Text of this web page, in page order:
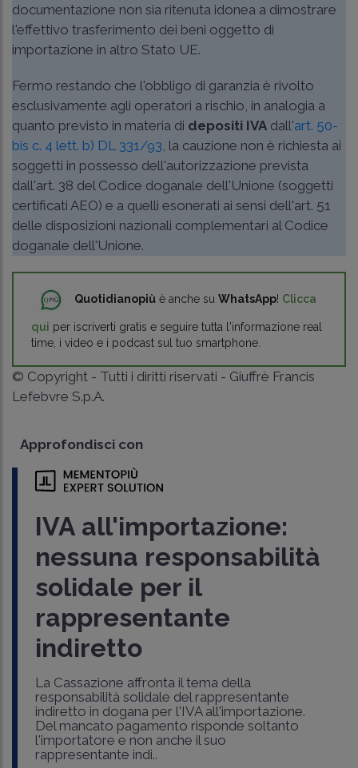
documentazione non sia ritenuta idonea a dimostrare
l'effettivo trasferimento dei beni oggetto di
importazione in altro Stato UE.
Fermo restando che l'obbligo di garanzia è rivolto
esclusivamente agli operatori a rischio, in analogia a
quanto previsto in materia di depositi IVA dall'art. 50-
bis c. 4 lett. b) DL 331/93 , la cauzione non è richiesta ai
soggetti in possesso dell'autorizzazione prevista
dall'art. 38 del Codice doganale dell'Unione (soggetti
certificati AEO) e a quelli esonerati ai sensi dell'art. 51
delle disposizioni nazionali complementari al Codice
doganale dell'Unione.
Quotidianopiù è anche su WhatsApp! Clicca
qui per iscriverti gratis e seguire tutta l'informazione real
time, i video e i podcast sul tuo smartphone.
© Copyright - Tutti i diritti riservati - Giuffrè Francis
Lefebvre S.p.A.
Approfondisci con
IVA all'importazione:
nessuna responsabilità
solidale per il
rappresentante
indiretto
La Cassazione affronta il tema della
responsabilità solidale del rappresentante
indiretto in dogana per l'IVA all'importazione.
Del mancato pagamento risponde soltanto
l'importatore e non anche il suo
rappresentante indi..